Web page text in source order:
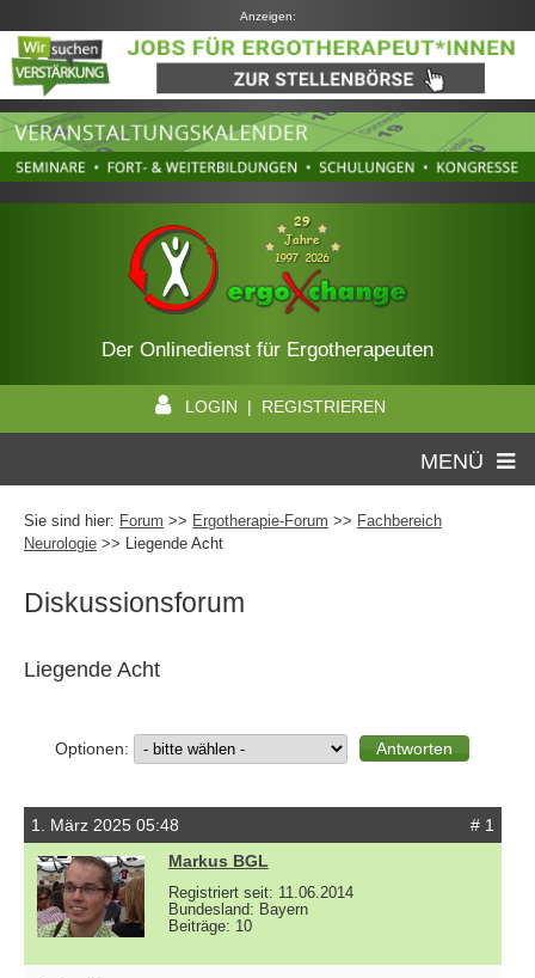
Anzeigen:
Der Onlinedienst für Ergotherapeuten
LOGIN | REGISTRIEREN
MENÜ
Sie sind hier: Forum >> Ergotherapie-Forum >> Fachbereich
Neurologie >> Liegende Acht
Diskussionsforum
Liegende Acht
Optionen:
1. März 2025 05:48
# 1
Markus BGL
Registriert seit: 11.06.2014
Bundesland: Bayern
Beiträge: 10